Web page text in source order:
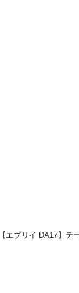
【エブリイ DA17】テ